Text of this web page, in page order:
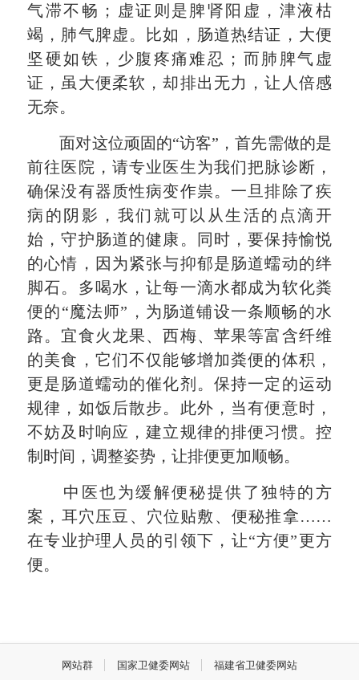
气滞不畅；虚证则是脾肾阳虚，津液枯
竭，肺气脾虚。比如，肠道热结证，大便
坚硬如铁，少腹疼痛难忍；而肺脾气虚
证，虽大便柔软，却排出无力，让人倍感
无奈。
面对这位顽固的“访客”，首先需做的是
前往医院，请专业医生为我们把脉诊断，
确保没有器质性病变作祟。一旦排除了疾
病的阴影，我们就可以从生活的点滴开
始，守护肠道的健康。同时，要保持愉悦
的心情，因为紧张与抑郁是肠道蠕动的绊
脚石。多喝水，让每一滴水都成为软化粪
便的“魔法师”，为肠道铺设一条顺畅的水
路。宜食火龙果、西梅、苹果等富含纤维
的美食，它们不仅能够增加粪便的体积，
更是肠道蠕动的催化剂。保持一定的运动
规律，如饭后散步。此外，当有便意时，
不妨及时响应，建立规律的排便习惯。控
制时间，调整姿势，让排便更加顺畅。
中医也为缓解便秘提供了独特的方
案，耳穴压豆、穴位贴敷、便秘推拿……
在专业护理人员的引领下，让“方便”更方
便。
网站群 国家卫健委网站 福建省卫健委网站